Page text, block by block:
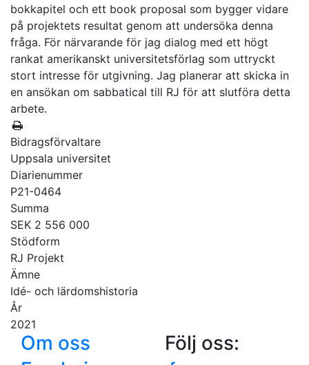
bokkapitel och ett book proposal som bygger vidare
på projektets resultat genom att undersöka denna
fråga. För närvarande för jag dialog med ett högt
rankat amerikanskt universitetsförlag som uttryckt
stort intresse för utgivning. Jag planerar att skicka in
en ansökan om sabbatical till RJ för att slutföra detta
arbete.
Bidragsförvaltare
Uppsala universitet
Diarienummer
P21-0464
Summa
SEK 2 556 000
Stödform
RJ Projekt
Ämne
Idé- och lärdomshistoria
År
2021
Om oss
Följ oss: